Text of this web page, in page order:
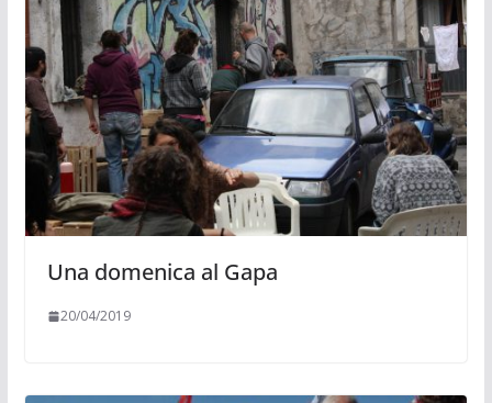
Una domenica al Gapa
20/04/2019